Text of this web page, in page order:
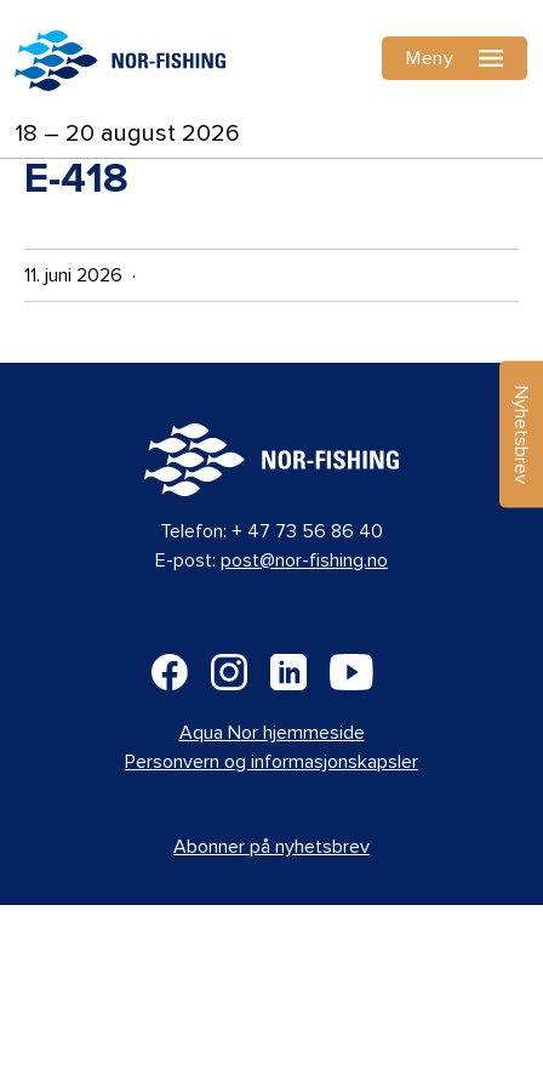
18 – 20 august 2026
Meny
E-418
11. juni 2026 ·
Nyhetsbrev
Telefon: + 47 73 56 86 40
E-post: post@nor-fishing.no
Aqua Nor hjemmeside
Personvern og informasjonskapsler
Abonner på nyhetsbrev